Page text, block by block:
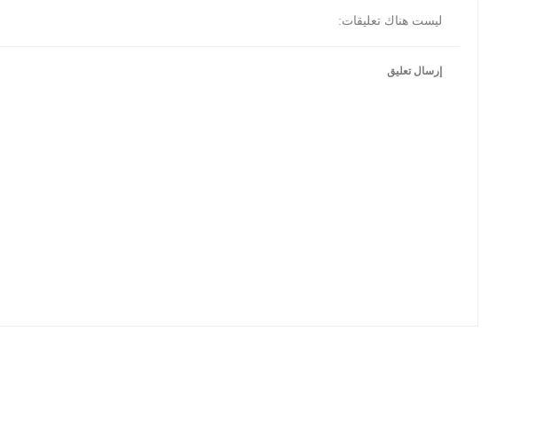
ليست هناك تعليقات:
إرسال تعليق